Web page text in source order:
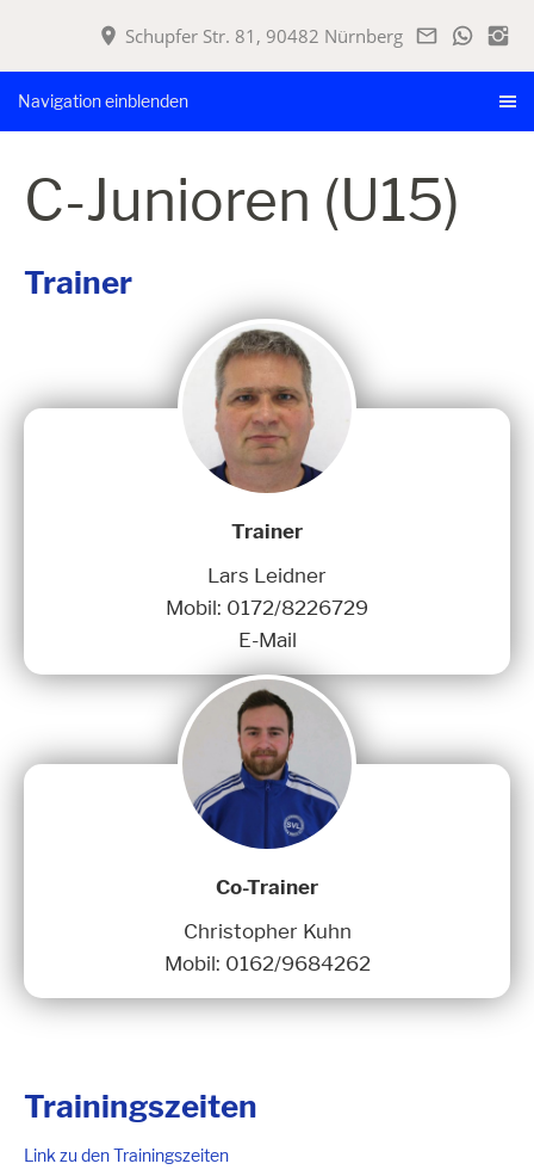
Schupfer Str. 81, 90482 Nürnberg
Navigation einblenden
C-Junioren (U15)
Trainer
Trainer
Lars Leidner
Mobil: 0172/8226729
E-Mail
Co-Trainer
Christopher Kuhn
Mobil: 0162/9684262
Trainingszeiten
Link zu den Trainingszeiten